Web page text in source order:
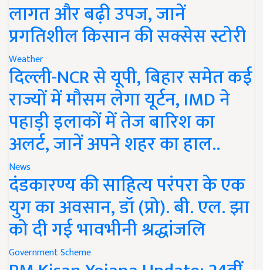
लागत और बढ़ी उपज, जानें
प्रगतिशील किसान की सक्सेस स्टोरी
Weather
दिल्ली-NCR से यूपी, बिहार समेत कई
राज्यों में मौसम लेगा यूर्टन, IMD ने
पहाड़ी इलाकों में तेज बारिश का
अलर्ट, जानें अपने शहर का हाल..
News
दंडकारण्य की साहित्य परंपरा के एक
युग का अवसान, डॉ (प्रो). बी. एल. झा
को दी गई भावभीनी श्रद्धांजलि
Government Scheme